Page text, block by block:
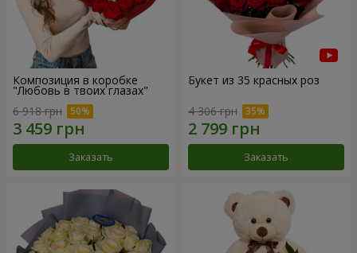
Композиция в коробке
"Любовь в твоих глазах"
6 918 грн
Заказать
Букет из 35 красных роз
4 306 грн
Заказать